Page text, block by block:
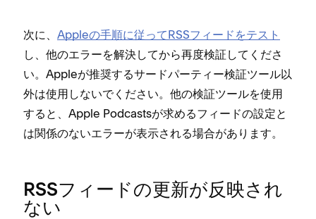
次に⁠、 Appleの手順に従⁠ってRSSフ⁠ィ⁠ードをテスト
し⁠、他のエラ⁠ーを解決してから再度検証してくださ
い⁠。Appleが推奨するサ⁠ードパ⁠ーテ⁠ィ⁠ー検証ツ⁠ール以
外は使用しないでください⁠。他の検証ツ⁠ールを使用
すると⁠、Apple Podcastsが求めるフ⁠ィ⁠ードの設定と
は関係のないエラ⁠ーが表示される場合があります⁠。
RSSフ⁠ィ⁠ードの更新が反映され
ない